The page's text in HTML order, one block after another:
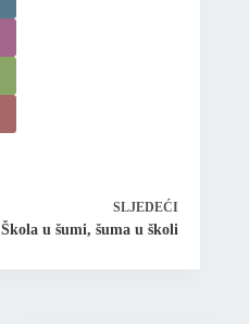
SLJEDEĆI
Škola u šumi, šuma u školi